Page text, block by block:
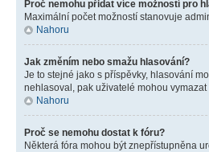
Proč nemohu přidat více možností pro
Maximální počet možností stanovuje
Nahoru
Jak změním nebo smažu hlasování?
Je to stejné jako s příspěvky, hlasování
nehlasoval, pak uživatelé mohou
Nahoru
Proč se nemohu dostat k fóru?
Některá fóra mohou být znepřístupněna